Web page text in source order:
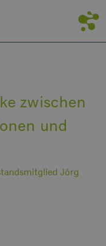
zwischen
und
Jörg